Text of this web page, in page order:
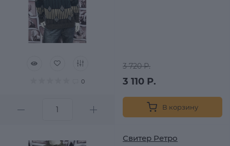
0
3 720 Р.
3 110 Р.
В корзину
Свитер Ретро